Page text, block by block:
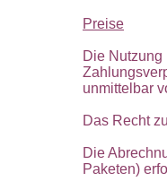
Preise
Die
unmittelbar
Das Recht
Die
Paketen)